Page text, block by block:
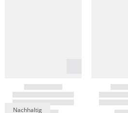
Nachhaltig